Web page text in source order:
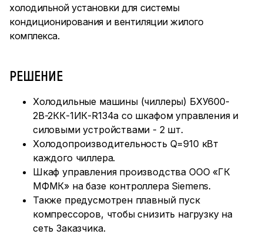
холодильной установки для системы
кондиционирования и вентиляции жилого
комплекса.
РЕШЕНИЕ
Холодильные машины (чиллеры) БХУ600-
2В-2КК-1ИК-R134a со шкафом управления и
силовыми устройствами - 2 шт.
Холодопроизводительность Q=910 кВт
каждого чиллера.
Шкаф управления производства ООО «ГК
МФМК» на базе контроллера Siemens.
Также предусмотрен плавный пуск
компрессоров, чтобы снизить нагрузку на
сеть Заказчика.